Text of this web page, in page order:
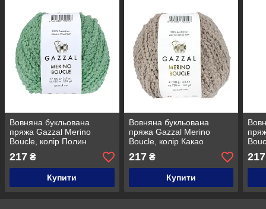
Вовняна букльована
пряжа Gazzal Merino
Boucle, колір Полин
217 ₴
Купити
Вовняна букльована
пряжа Gazzal Merino
Boucle, колір Какао
217₴
Купити
217